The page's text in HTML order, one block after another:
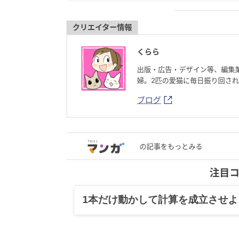
クリエイター情報
くらら
出版・広告・デザイン等、編集
婦。2匹の愛猫に毎日振り回され
の記事をもっとみる
注目
1本だけ動かして計算を成立させ